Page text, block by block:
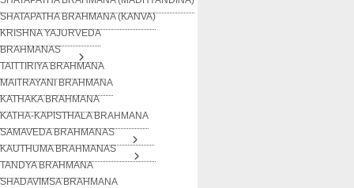
SHATAPATHA BRAHMANA (KANVA)
KRISHNA YAJURVEDA
BRAHMANAS
TAITTIRIYA BRAHMANA
MAITRAYANI BRAHMANA
KATHAKA BRAHMANA
KATHA-KAPISTHALA BRAHMANA
SAMAVEDA BRAHMANAS
KAUTHUMA BRAHMANAS
TANDYA BRAHMANA
SHADAVIMSA BRAHMANA